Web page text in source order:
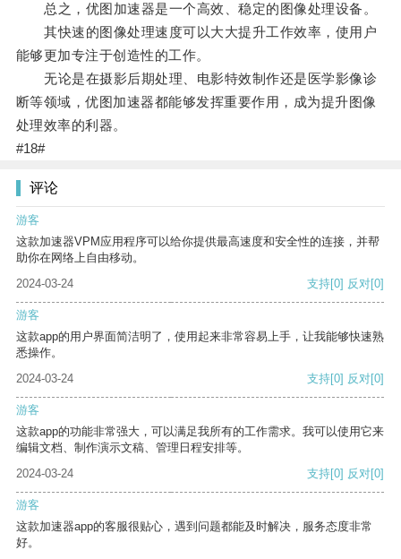
总之，优图加速器是一个高效、稳定的图像处理设备。
其快速的图像处理速度可以大大提升工作效率，使用户
能够更加专注于创造性的工作。
无论是在摄影后期处理、电影特效制作还是医学影像诊
断等领域，优图加速器都能够发挥重要作用，成为提升图像
处理效率的利器。
#18#
评论
游客
这款加速器VPM应用程序可以给你提供最高速度和安全性的连接，并帮
助你在网络上自由移动。
2024-03-24
支持[0] 反对[0]
游客
这款app的用户界面简洁明了，使用起来非常容易上手，让我能够快速熟
悉操作。
2024-03-24
支持[0] 反对[0]
游客
这款app的功能非常强大，可以满足我所有的工作需求。我可以使用它来
编辑文档、制作演示文稿、管理日程安排等。
2024-03-24
支持[0] 反对[0]
游客
这款加速器app的客服很贴心，遇到问题都能及时解决，服务态度非常
好。